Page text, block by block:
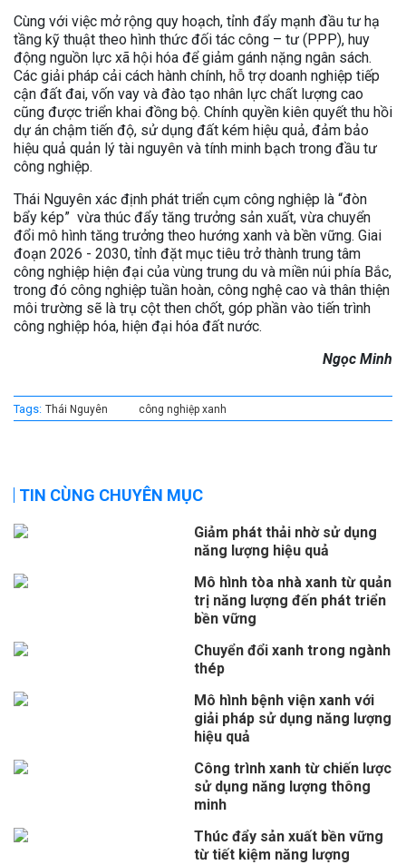
Cùng với việc mở rộng quy hoạch, tỉnh đẩy mạnh đầu tư hạ
tầng kỹ thuật theo hình thức đối tác công – tư (PPP), huy
động nguồn lực xã hội hóa để giảm gánh nặng ngân sách.
Các giải pháp cải cách hành chính, hỗ trợ doanh nghiệp tiếp
cận đất đai, vốn vay và đào tạo nhân lực chất lượng cao
cũng được triển khai đồng bộ. Chính quyền kiên quyết thu hồi
dự án chậm tiến độ, sử dụng đất kém hiệu quả, đảm bảo
hiệu quả quản lý tài nguyên và tính minh bạch trong đầu tư
công nghiệp.
Thái Nguyên xác định phát triển cụm công nghiệp là “đòn
bẩy kép” vừa thúc đẩy tăng trưởng sản xuất, vừa chuyển
đổi mô hình tăng trưởng theo hướng xanh và bền vững. Giai
đoạn 2026 - 2030, tỉnh đặt mục tiêu trở thành trung tâm
công nghiệp hiện đại của vùng trung du và miền núi phía Bắc,
trong đó công nghiệp tuần hoàn, công nghệ cao và thân thiện
môi trường sẽ là trụ cột then chốt, góp phần vào tiến trình
công nghiệp hóa, hiện đại hóa đất nước.
Ngọc Minh
Tags: Thái Nguyên công nghiệp xanh
TIN CÙNG CHUYÊN MỤC
Giảm phát thải nhờ sử dụng
năng lượng hiệu quả
Mô hình tòa nhà xanh từ quản
trị năng lượng đến phát triển
bền vững
Chuyển đổi xanh trong ngành
thép
Mô hình bệnh viện xanh với
giải pháp sử dụng năng lượng
hiệu quả
Công trình xanh từ chiến lược
sử dụng năng lượng thông
minh
Thúc đẩy sản xuất bền vững
từ tiết kiệm năng lượng